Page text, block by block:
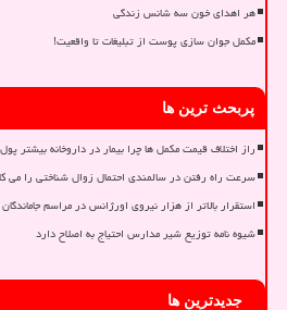
هر اهدای خون سه شانس زندگی
مکمل جوان سازی پوست از تبلیغات تا واقعیت!
پربحث ترین ها
راز اختلاف قیمت مکمل ها چرا بیمار در داروخانه بیشتر
سرعت راه رفتن در سالمندی احتمال زوال شناختی را می
استقرار بالاتر از هزار نیروی اورژانس در مراسم
شیوه نامه توزیع شیر مدارس احتیاج به اصلاح دارد
جدیدترین ها